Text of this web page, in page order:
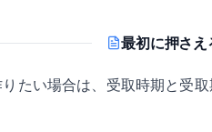
最初に押さ
たい場合は、受取時期と受